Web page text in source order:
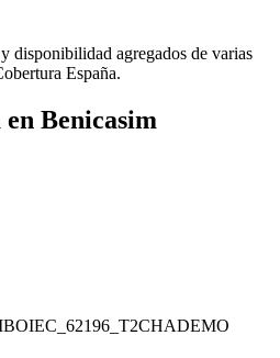
disponibilidad agregados de varias
España.
en Benicasim
IEC_62196_T2CHADEMO